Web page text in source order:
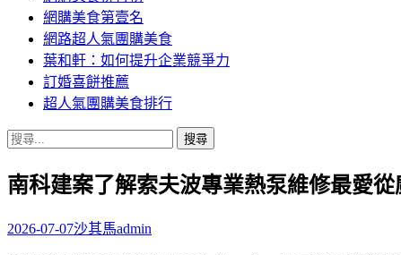
網購美食第壹名
網路超人氣團購美食
葉和軒：如何提升企業競爭力
訂婚喜餅推薦
超人氣團購美食排行
搜
關
字:
南科建案了解索夫波專業熱泵維修最愛
2026-07-07沙其馬admin